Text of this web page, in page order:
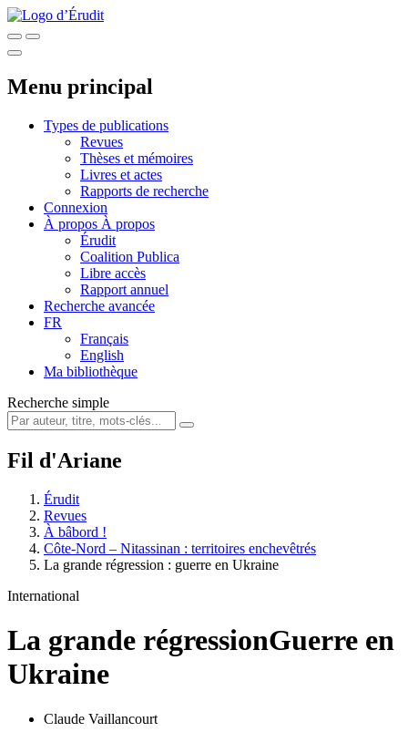
Menu principal
Types de publications
Revues
Thèses et mémoires
Livres et actes
Rapports de recherche
Connexion
À propos À propos
Érudit
Coalition Publica
Libre accès
Rapport annuel
Recherche avancée
FR
Français
English
Ma bibliothèque
Recherche simple
Fil d'Ariane
Érudit
Revues
À bâbord !
Côte-Nord – Nitassinan : territoires enchevêtrés
La grande régression : guerre en Ukraine
International
La grande régressionGuerre en
Ukraine
Claude Vaillancourt